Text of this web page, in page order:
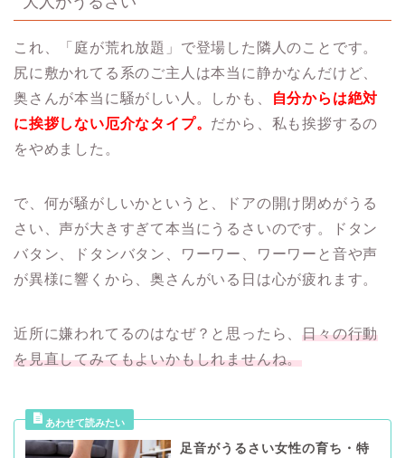
これ、「庭が荒れ放題」で登場した隣人のことです。
尻に敷かれてる系のご主人は本当に静かなんだけど、
奥さんが本当に騒がしい人。しかも、
自分からは絶対
に挨拶しない厄介なタイプ。 だから、私も挨拶するの
をやめました。
で、何が騒がしいかというと、ドアの開け閉めがうる
さい、声が大きすぎて本当にうるさいのです。ドタン
バタン、ドタンバタン、ワーワー、ワーワーと音や声
が異様に響くから、奥さんがいる日は心が疲れます。
近所に嫌われてるのはなぜ？と思ったら、日々の行動
を見直してみてもよいかもしれませんね。
足音がうるさい女性の育ち・特